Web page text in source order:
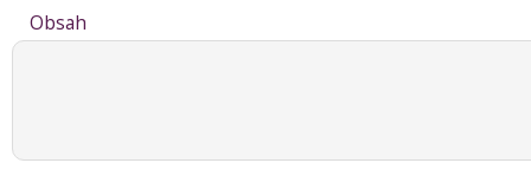
Obsah